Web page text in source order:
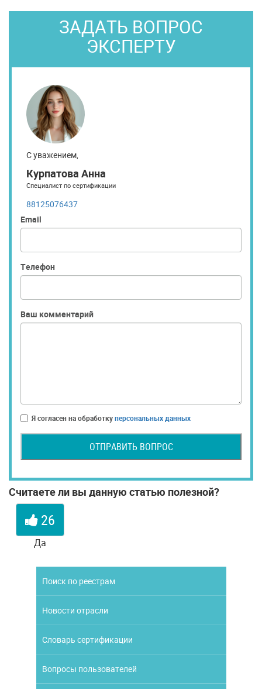
ЗАДАТЬ ВОПРОС
ЭКСПЕРТУ
С уважением,
Курпатова Анна
Специалист по сертификации
88125076437
Email
Телефон
Ваш комментарий
Я согласен на обработкуперсональных данных
ОТПРАВИТЬ ВОПРОС
Считаете ли вы данную статью полезной?
26
Да
Поиск по реестрам
Новости отрасли
Словарь сертификации
Вопросы пользователей